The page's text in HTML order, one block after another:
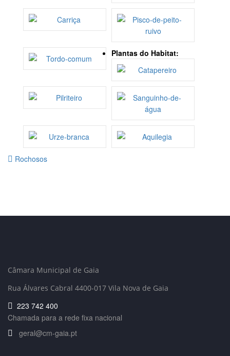
Plantas do Habitat:
Rochosos
Câmara Municipal de Gaia
Rua Álvares Cabral 4400-017 Vila Nova de Gaia
223 742 400
Chamada para a rede fixa nacional
geral@cm-gaia.pt